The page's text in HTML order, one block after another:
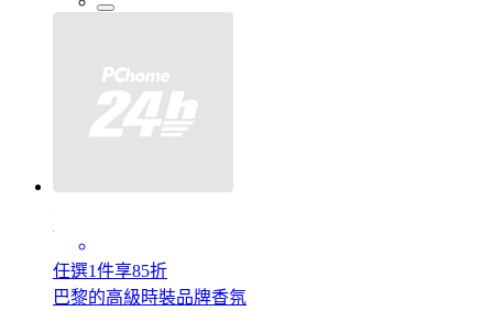
任選1件享85折
巴黎的高級時裝品牌香氛